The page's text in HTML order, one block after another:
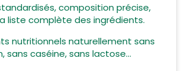
composition précise,
liste complète des ingrédients.
nutritionnels naturellement sans
sans caséine, sans lactose...